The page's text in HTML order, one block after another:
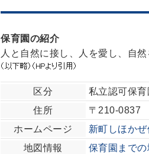
保育園の紹介
人と自然に接し、人を愛し、自
区分
私立認可保育
住所
〒210-0837
ホームページ
新町しほかぜ
地図情報
保育園までの